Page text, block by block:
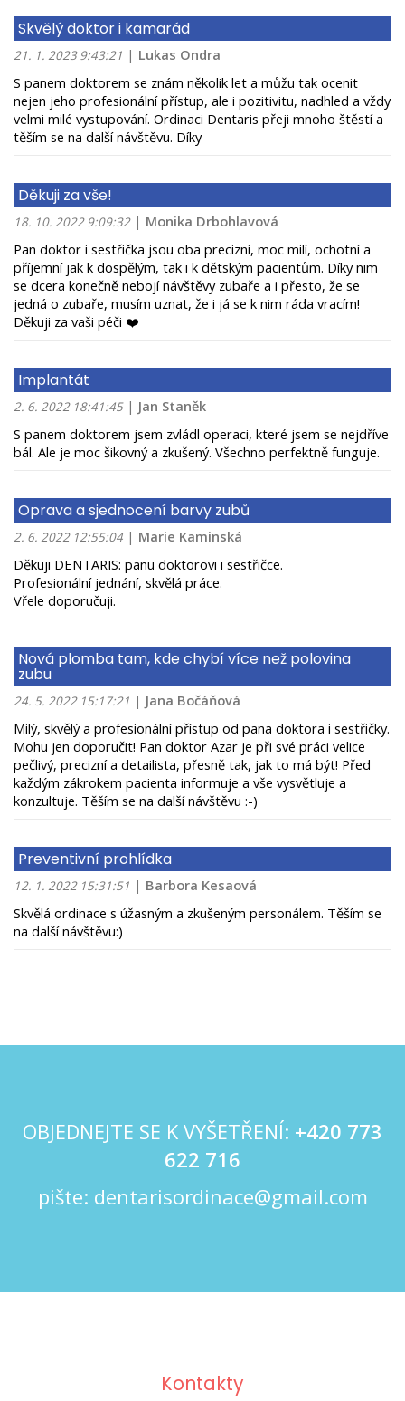
Skvělý doktor i kamarád
21. 1. 2023 9:43:21 | Lukas Ondra
S panem doktorem se znám několik let a můžu tak ocenit
nejen jeho profesionální přístup, ale i pozitivitu, nadhled a vždy
velmi milé vystupování. Ordinaci Dentaris přeji mnoho štěstí a
těším se na další návštěvu. Díky
Děkuji za vše!
18. 10. 2022 9:09:32 | Monika Drbohlavová
Pan doktor i sestřička jsou oba precizní, moc milí, ochotní a
příjemní jak k dospělým, tak i k dětským pacientům. Díky nim
se dcera konečně nebojí návštěvy zubaře a i přesto, že se
jedná o zubaře, musím uznat, že i já se k nim ráda vracím!
Děkuji za vaši péči ❤️
Implantát
2. 6. 2022 18:41:45 | Jan Staněk
S panem doktorem jsem zvládl operaci, které jsem se nejdříve
bál. Ale je moc šikovný a zkušený. Všechno perfektně funguje.
Oprava a sjednocení barvy zubů
2. 6. 2022 12:55:04 | Marie Kaminská
Děkuji DENTARIS: panu doktorovi i sestřičce.
Profesionální jednání, skvělá práce.
Vřele doporučuji.
Nová plomba tam, kde chybí více než polovina
zubu
24. 5. 2022 15:17:21 | Jana Bočáňová
Milý, skvělý a profesionální přístup od pana doktora i sestřičky.
Mohu jen doporučit! Pan doktor Azar je při své práci velice
pečlivý, precizní a detailista, přesně tak, jak to má být! Před
každým zákrokem pacienta informuje a vše vysvětluje a
konzultuje. Těším se na další návštěvu :-)
Preventivní prohlídka
12. 1. 2022 15:31:51 | Barbora Kesaová
Skvělá ordinace s úžasným a zkušeným personálem. Těším se
na další návštěvu:)
OBJEDNEJTE SE K VYŠETŘENÍ: +420 773
622 716
pište: dentarisordinace@gmail.com
Kontakty